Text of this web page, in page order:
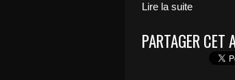
Lire la suite
PARTAGER CET